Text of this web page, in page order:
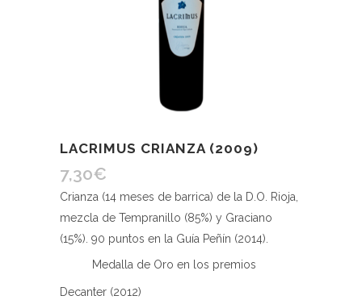
LACRIMUS CRIANZA (2009)
7,30€
Crianza (14 meses de barrica) de la D.O. Rioja,
mezcla de Tempranillo (85%) y Graciano
(15%). 90 puntos en la Guía Peñín (2014).
Medalla de Oro en los premios
Decanter (2012)